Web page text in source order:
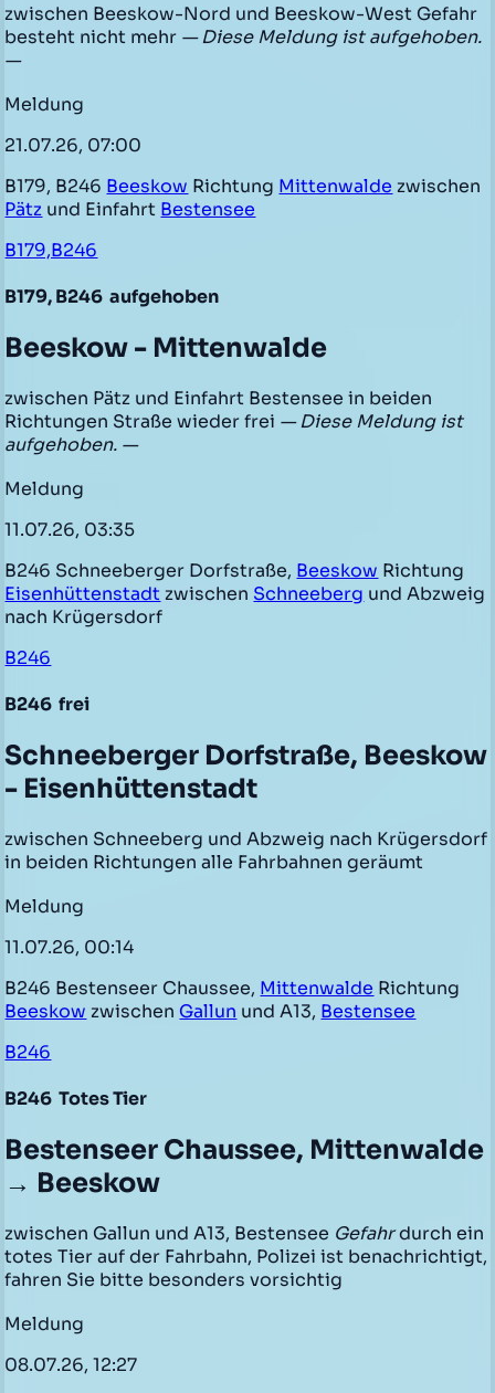
zwischen Beeskow-Nord und Beeskow-West Gefahr
besteht nicht mehr — Diese Meldung ist aufgehoben.
—
Meldung
21.07.26, 07:00
B179, B246 Beeskow Richtung Mittenwalde zwischen
Pätz und Einfahrt Bestensee
B179,B246
B179, B246 aufgehoben
Beeskow - Mittenwalde
zwischen Pätz und Einfahrt Bestensee in beiden
Richtungen Straße wieder frei — Diese Meldung ist
aufgehoben. —
Meldung
11.07.26, 03:35
B246 Schneeberger Dorfstraße, Beeskow Richtung
Eisenhüttenstadt zwischen Schneeberg und Abzweig
nach Krügersdorf
B246
B246 frei
Schneeberger Dorfstraße, Beeskow
- Eisenhüttenstadt
zwischen Schneeberg und Abzweig nach Krügersdorf
in beiden Richtungen alle Fahrbahnen geräumt
Meldung
11.07.26, 00:14
B246 Bestenseer Chaussee, Mittenwalde Richtung
Beeskow zwischen Gallun und A13, Bestensee
B246
B246 Totes Tier
Bestenseer Chaussee, Mittenwalde
→ Beeskow
zwischen Gallun und A13, Bestensee Gefahrdurch ein
totes Tier auf der Fahrbahn, Polizei ist benachrichtigt,
fahren Sie bitte besonders vorsichtig
Meldung
08.07.26, 12:27